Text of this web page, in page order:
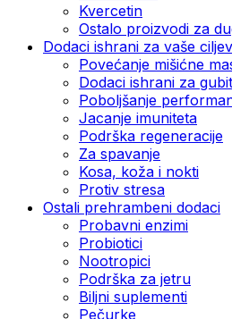
Kvercetin
Ostalo proizvodi za
Dodaci ishrani za vaše
Povećanje mišićne
Dodaci ishrani za
Poboljšanje
Jacanje imuniteta
Podrška regeneracije
Za spavanje
Kosa, koža i nokti
Protiv stresa
Ostali prehrambeni dodaci
Probavni enzimi
Probiotici
Nootropici
Podrška za jetru
Biljni suplementi
Pečurke